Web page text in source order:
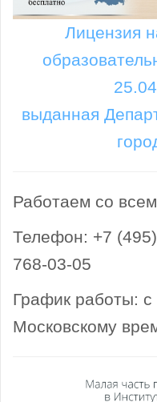
Лицензия
выданная
Работаем со
Телефон: +7
768-03-05
График работы:
Московскому